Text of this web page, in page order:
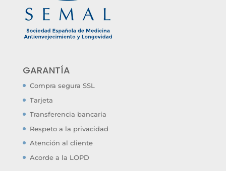
GARANTÍA
Compra segura SSL
Tarjeta
Transferencia bancaria
Respeto a la privacidad
Atención al cliente
Acorde a la LOPD